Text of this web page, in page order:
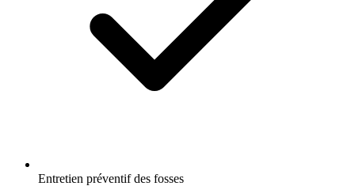
Entretien préventif des fosses